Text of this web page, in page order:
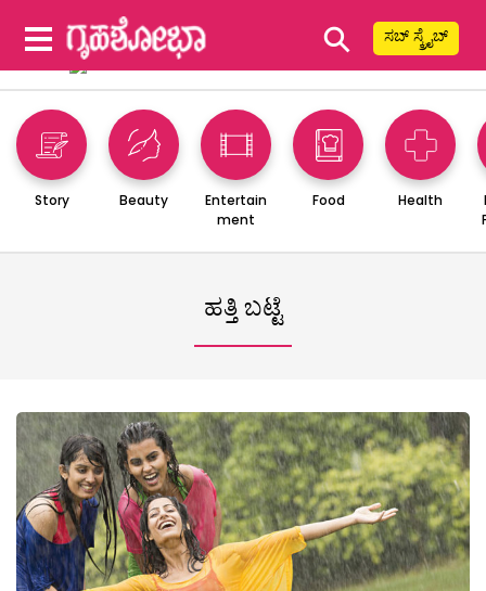
⚲ ಸಬ್ ಸ್ಕ್ರೈಬ್
Story Beauty
Entertain
ment
Food Health
ಹತ್ತಿ ಬಟ್ಟೆ